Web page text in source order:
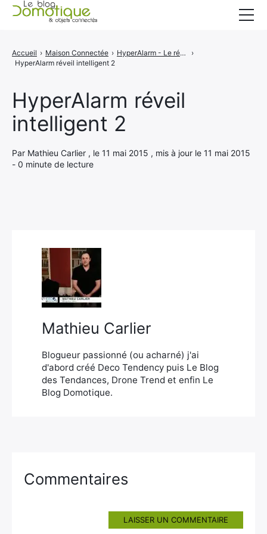
HyperAlarm réveil
intelligent 2
Par Mathieu Carlier , le 11 mai 2015 , mis à jour le 11 mai 2015
- 0 minute de lecture
Accueil › Maison Connectée › HyperAlarm - Le réveil intelligent pour les gros dormeurs
›
HyperAlarm réveil intelligent 2
Mathieu Carlier
Blogueur passionné (ou acharné) j'ai
d'abord créé Deco Tendency puis Le Blog
des Tendances, Drone Trend et enfin Le
Blog Domotique.
Commentaires
LAISSER UN COMMENTAIRE
Catégories
A propos
CONTACT
: